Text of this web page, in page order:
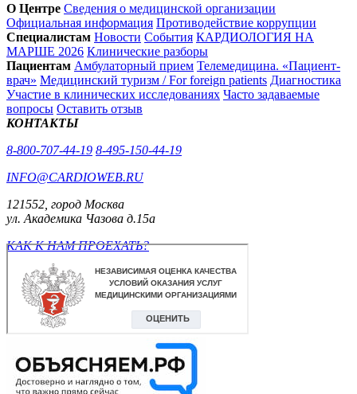
О Центре Сведения о медицинской организации
Официальная информация Противодействие коррупции
Специалистам Новости События КАРДИОЛОГИЯ НА
МАРШЕ 2026 Клинические разборы
Пациентам Амбулаторный прием Телемедицина. «Пациент-
врач» Медицинский туризм / For foreign patients Диагностика
Участие в клинических исследованиях Часто задаваемые
вопросы Оставить отзыв
КОНТАКТЫ
8-800-707-44-19 8-495-150-44-19
INFO@CARDIOWEB.RU
121552, город Москва
ул. Академика Чазова д.15а
КАК К НАМ ПРОЕХАТЬ?